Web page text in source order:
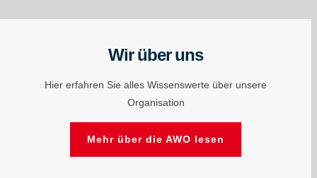
Wir über uns
Hier erfahren Sie alles Wissenswerte über unsere
Organisation
Mehr über die AWO lesen